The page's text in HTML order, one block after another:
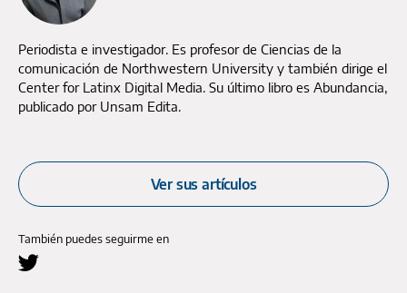
Periodista e investigador. Es profesor de Ciencias de la
comunicación de Northwestern University y también dirige el
Center for Latinx Digital Media. Su último libro es Abundancia,
publicado por Unsam Edita.
Ver sus artículos
También puedes seguirme en